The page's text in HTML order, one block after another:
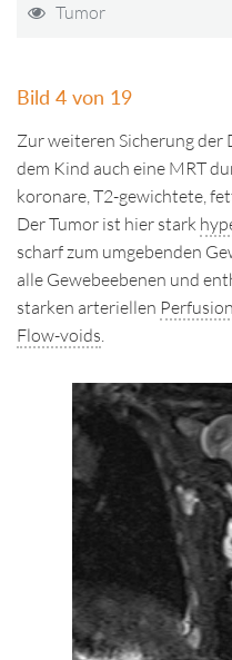
Tumor
Bild 4 von 19
Zur weiteren Sicherung
dem Kind auch eine MRT
koronare, T2-gewichtete,
Der Tumor ist hier stark
scharf zum umgebenden
alle Gewebeebenen und
starken arteriellen Perfusion
Flow-voids.